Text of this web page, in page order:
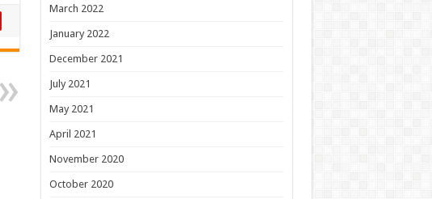
March 2022
January 2022
December 2021
July 2021
May 2021
April 2021
November 2020
October 2020